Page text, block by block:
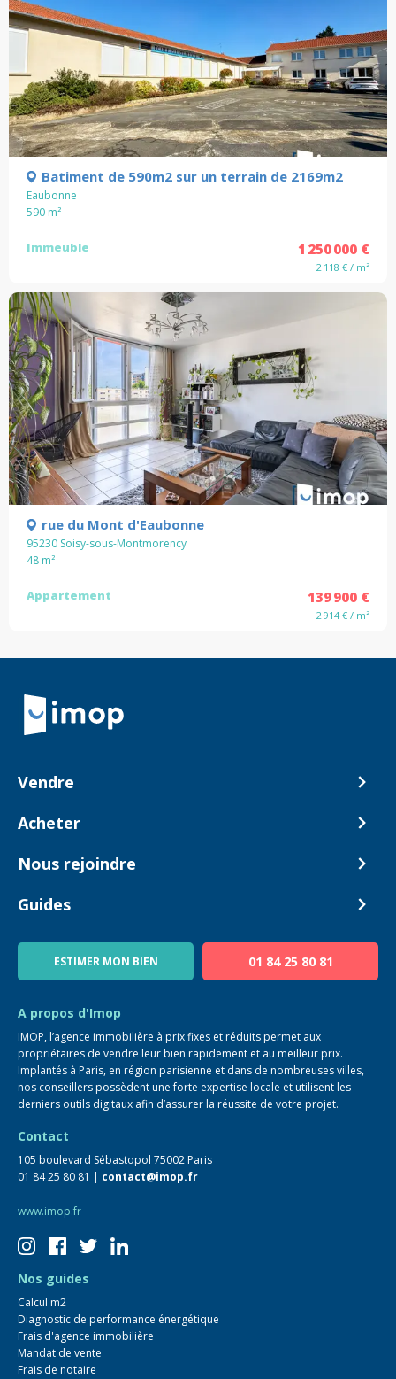
Batiment de 590m2 sur un terrain de 2169m2
Eaubonne
590 m²
Immeuble 1 250 000 €
2 118 € / m²
rue du Mont d'Eaubonne
95230 Soisy-sous-Montmorency
48 m²
Appartement 139 900 €
2 914 € / m²
Retour à la navigation principale
Vendre
Comment ça marche ?
Acheter
Biens en vente
Nous rejoindre
Devenir Conseiller
Guides
Blog
ESTIMER MON BIEN 01 84 25 80 81
A propos d'Imop
IMOP, l’agence immobilière à prix fixes et réduits permet aux
propriétaires de vendre leur bien rapidement et au meilleur prix.
Implantés à Paris, en région parisienne et dans de nombreuses villes,
nos conseillers possèdent une forte expertise locale et utilisent les
derniers outils digitaux afin d’assurer la réussite de votre projet.
Contact
105 boulevard Sébastopol 75002 Paris
01 84 25 80 81 | contact@imop.fr
www.imop.fr
Nos guides
Calcul m2
Diagnostic de performance énergétique
Frais d'agence immobilière
Mandat de vente
Frais de notaire